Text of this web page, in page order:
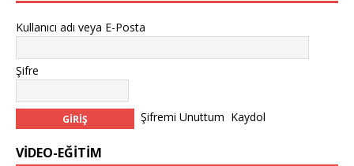
Kullanıcı adı veya E-Posta
Şifre
Şifremi Unuttum Kaydol
VİDEO-EĞİTİM